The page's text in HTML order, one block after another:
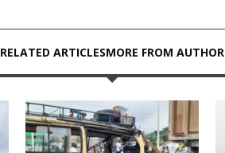
RELATED ARTICLESMORE FROM AUTHOR